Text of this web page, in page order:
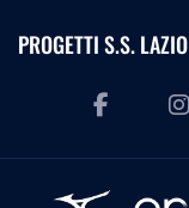
PROGETTI S.S. LAZIO